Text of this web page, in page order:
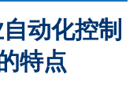
动化控制
特点